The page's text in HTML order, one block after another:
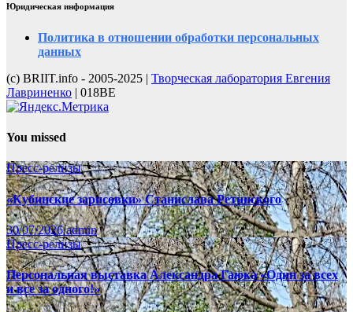
Юридическая информация
Политика в отношении обработки персональных
данных
(с) BRIIT.info - 2005-2025 | Творческая лаборатория Евгения
Лавриненко | 018BE
You missed
Пресс-релизы
«Кубинские зарисовки» Станислава Ретинского
30/07/2026admin
Пресс-релизы
Персональная выставка Александра Гаюка «Один за всех
и все за одного!»